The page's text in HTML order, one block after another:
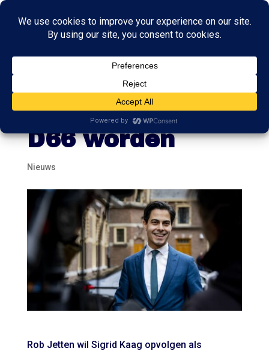
Rob Jetten wil
lijsttrekker van
D66 worden
Nieuws
Rob Jetten wil Sigrid Kaag opvolgen als